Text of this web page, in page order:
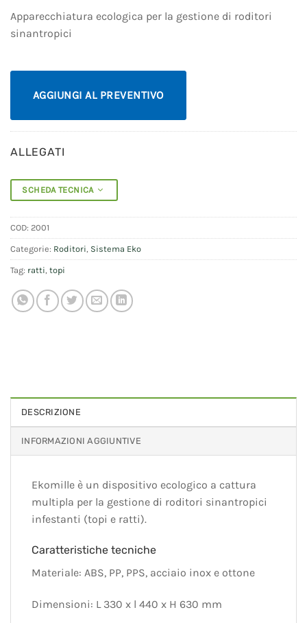
Apparecchiatura ecologica per la gestione di roditori
sinantropici
AGGIUNGI AL PREVENTIVO
ALLEGATI
SCHEDA TECNICA
COD: 2001
Categorie: Roditori Sistema Eko
Tag: ratti topi
DESCRIZIONE
INFORMAZIONI AGGIUNTIVE
Ekomille è un dispositivo ecologico a cattura
multipla per la gestione di roditori sinantropici
infestanti (topi e ratti).
Caratteristiche tecniche
Materiale: ABS, PP, PPS, acciaio inox e ottone
Dimensioni: L 330 x l 440 x H 630 mm